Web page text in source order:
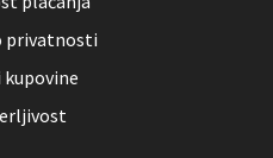
privatnosti
kupovine